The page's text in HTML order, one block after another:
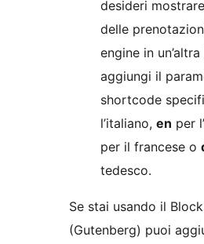
desideri
delle
engine in
aggiungi il
shortcode
l’italiano, en per
per il francese o
tedesco.
Se stai usando il
(Gutenberg) puoi